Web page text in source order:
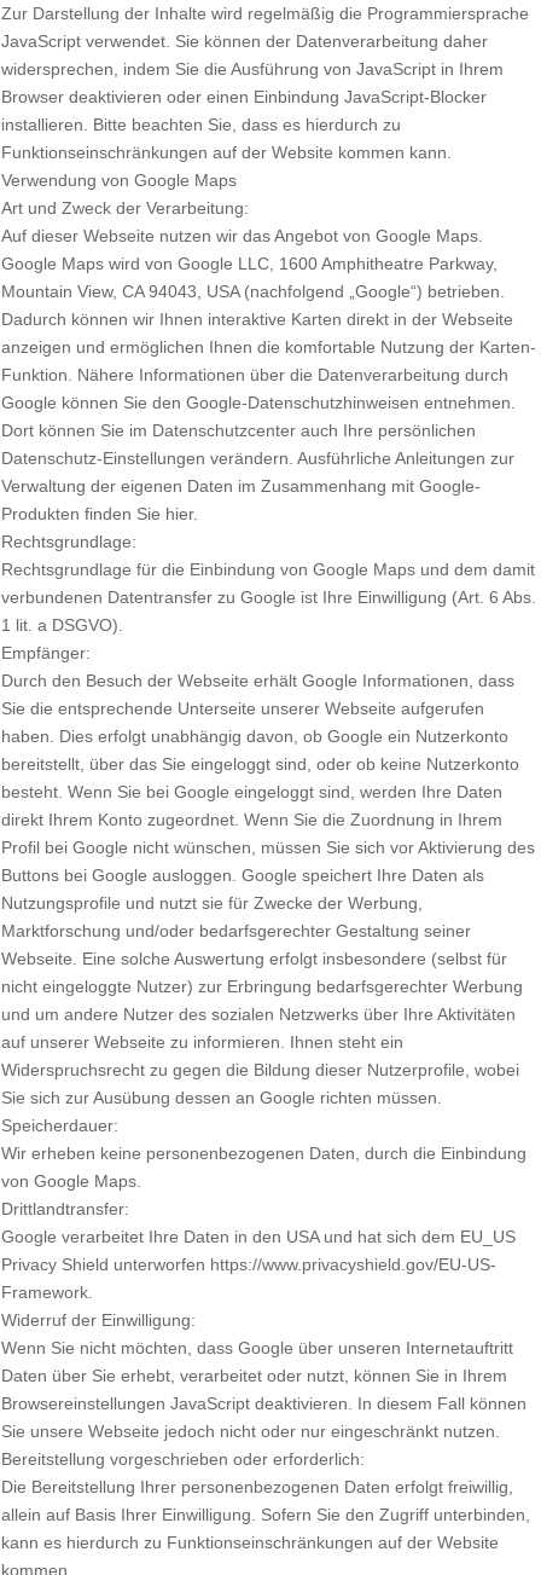
Zur Darstellung der Inhalte wird regelmäßig die Programmiersprache
JavaScript verwendet. Sie können der Datenverarbeitung daher
widersprechen, indem Sie die Ausführung von JavaScript in Ihrem
Browser deaktivieren oder einen Einbindung JavaScript-Blocker
installieren. Bitte beachten Sie, dass es hierdurch zu
Funktionseinschränkungen auf der Website kommen kann.
Verwendung von Google Maps
Art und Zweck der Verarbeitung:
Auf dieser Webseite nutzen wir das Angebot von Google Maps.
Google Maps wird von Google LLC, 1600 Amphitheatre Parkway,
Mountain View, CA 94043, USA (nachfolgend „Google“) betrieben.
Dadurch können wir Ihnen interaktive Karten direkt in der Webseite
anzeigen und ermöglichen Ihnen die komfortable Nutzung der Karten-
Funktion. Nähere Informationen über die Datenverarbeitung durch
Google können Sie den Google-Datenschutzhinweisen entnehmen.
Dort können Sie im Datenschutzcenter auch Ihre persönlichen
Datenschutz-Einstellungen verändern. Ausführliche Anleitungen zur
Verwaltung der eigenen Daten im Zusammenhang mit Google-
Produkten finden Sie hier.
Rechtsgrundlage:
Rechtsgrundlage für die Einbindung von Google Maps und dem damit
verbundenen Datentransfer zu Google ist Ihre Einwilligung (Art. 6 Abs.
1 lit. a DSGVO).
Empfänger:
Durch den Besuch der Webseite erhält Google Informationen, dass
Sie die entsprechende Unterseite unserer Webseite aufgerufen
haben. Dies erfolgt unabhängig davon, ob Google ein Nutzerkonto
bereitstellt, über das Sie eingeloggt sind, oder ob keine Nutzerkonto
besteht. Wenn Sie bei Google eingeloggt sind, werden Ihre Daten
direkt Ihrem Konto zugeordnet. Wenn Sie die Zuordnung in Ihrem
Profil bei Google nicht wünschen, müssen Sie sich vor Aktivierung des
Buttons bei Google ausloggen. Google speichert Ihre Daten als
Nutzungsprofile und nutzt sie für Zwecke der Werbung,
Marktforschung und/oder bedarfsgerechter Gestaltung seiner
Webseite. Eine solche Auswertung erfolgt insbesondere (selbst für
nicht eingeloggte Nutzer) zur Erbringung bedarfsgerechter Werbung
und um andere Nutzer des sozialen Netzwerks über Ihre Aktivitäten
auf unserer Webseite zu informieren. Ihnen steht ein
Widerspruchsrecht zu gegen die Bildung dieser Nutzerprofile, wobei
Sie sich zur Ausübung dessen an Google richten müssen.
Speicherdauer:
Wir erheben keine personenbezogenen Daten, durch die Einbindung
von Google Maps.
Drittlandtransfer:
Google verarbeitet Ihre Daten in den USA und hat sich dem EU_US
Privacy Shield unterworfen https://www.privacyshield.gov/EU-US-
Framework.
Widerruf der Einwilligung:
Wenn Sie nicht möchten, dass Google über unseren Internetauftritt
Daten über Sie erhebt, verarbeitet oder nutzt, können Sie in Ihrem
Browsereinstellungen JavaScript deaktivieren. In diesem Fall können
Sie unsere Webseite jedoch nicht oder nur eingeschränkt nutzen.
Bereitstellung vorgeschrieben oder erforderlich:
Die Bereitstellung Ihrer personenbezogenen Daten erfolgt freiwillig,
allein auf Basis Ihrer Einwilligung. Sofern Sie den Zugriff unterbinden,
kann es hierdurch zu Funktionseinschränkungen auf der Website
kommen.